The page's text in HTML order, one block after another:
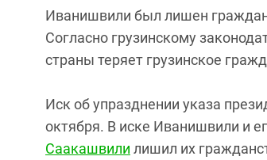
Иванишвили был лишен
Согласно грузинскому
страны теряет грузинское
Иск об упразднении указа
октября. В иске Иванишвили и
Саакашвили лишил их